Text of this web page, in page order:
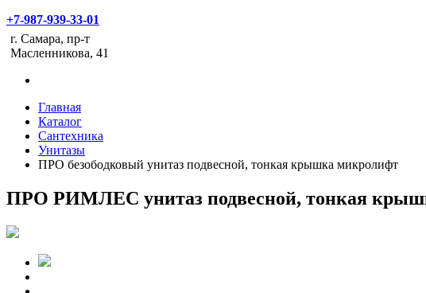
+7-987-939-33-01
г. Самара, пр-т
Масленникова, 41
Главная
Каталог
Сантехника
Унитазы
ПРО безободковый унитаз подвесной, тонкая крышка микролифт
ПРО РИМЛЕС унитаз подвесной, тонкая